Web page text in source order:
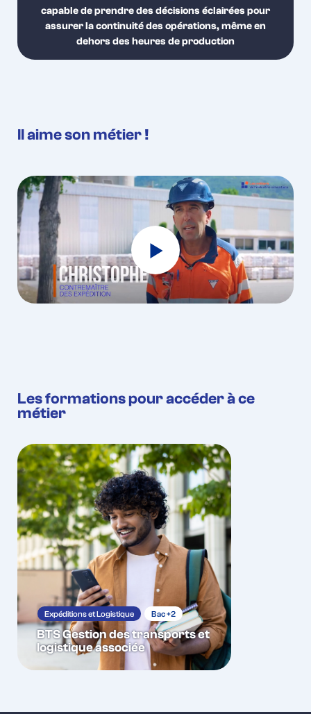
capable de prendre des décisions éclairées pour
assurer la continuité des opérations, même en
dehors des heures de production
Il aime son métier !
Les formations pour accéder à ce
métier
Expéditions et Logistique Bac +2
BTS Gestion des transports et
logistique associée